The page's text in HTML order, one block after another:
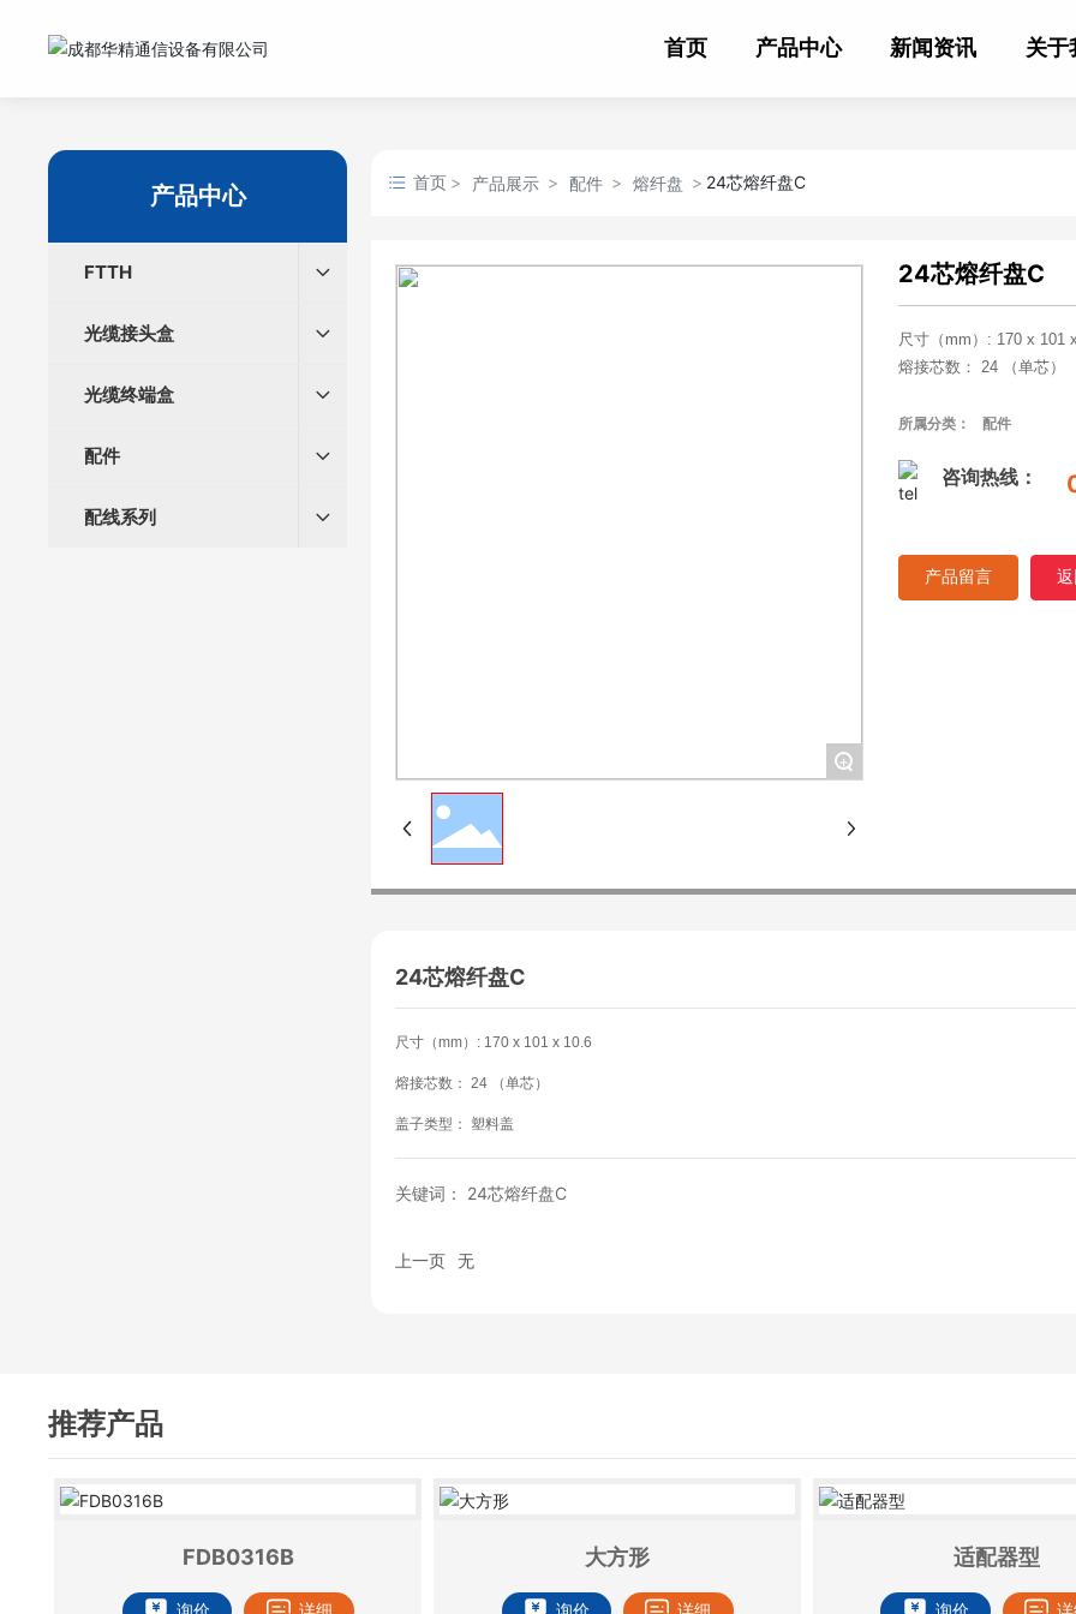
首页 产品中心 新闻资讯 关于
产品中心
FTTH
光缆接头盒
光缆终端盒
配件
配线系列
首页 产品展示 配件 熔纤盘 24芯熔纤盘C
+
24芯熔纤盘C
尺寸（mm）: 170 x 101
熔接芯数： 24 （单芯）
所属分类：
配件
咨询热线：
产品留言
24芯熔纤盘C
尺寸（mm）: 170 x 101 x 10.6
熔接芯数： 24 （单芯）
盖子类型： 塑料盖
关键词： 24芯熔纤盘C
上一页 无
推荐产品
FDB0316B
询价 详细
大方形
询价 详细
适配器型
询价